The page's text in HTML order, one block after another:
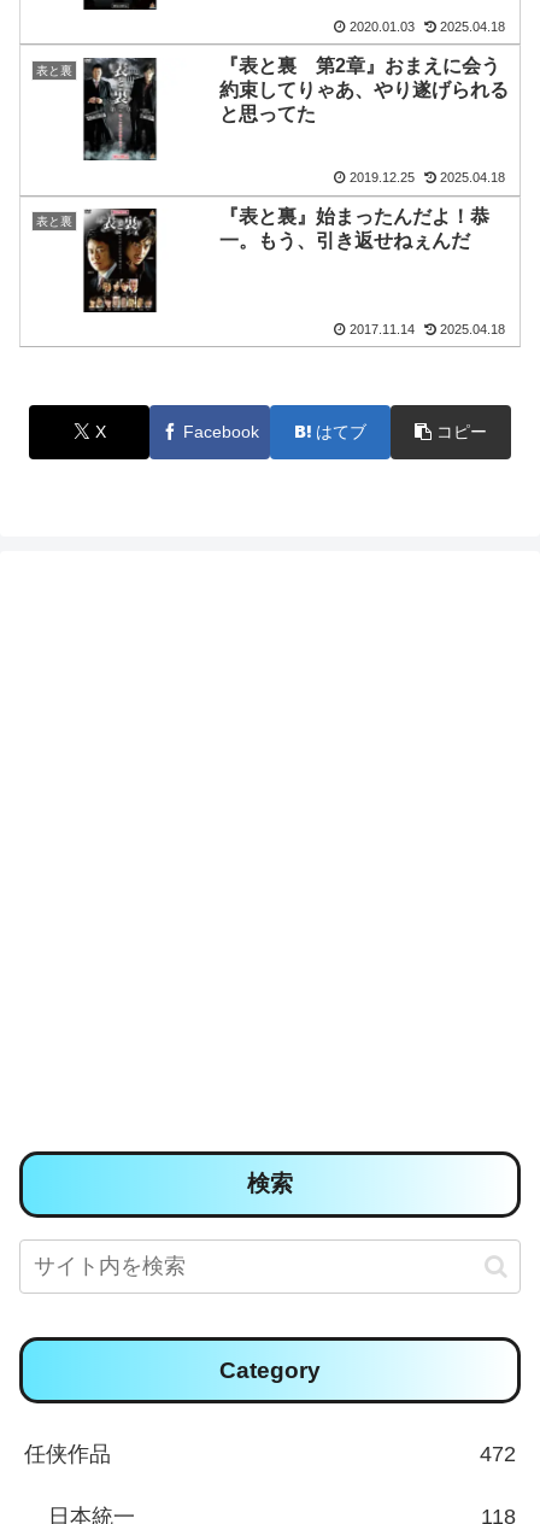
2020.01.03 2025.04.18
表と裏
『表と裏 第2章』おまえに会う
約束してりゃあ、やり遂げられる
と思ってた
2019.12.25 2025.04.18
表と裏
『表と裏』始まったんだよ！恭
一。もう、引き返せねぇんだ
2017.11.14 2025.04.18
X Facebook はてブ コピー
検索
Category
任侠作品 472
日本統一 118